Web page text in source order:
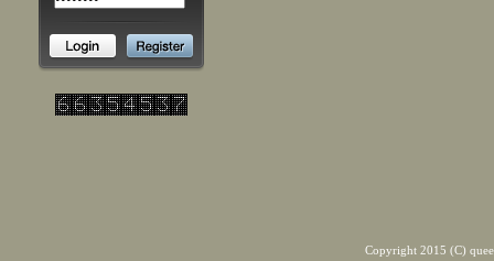
Copyright 2015 (C)